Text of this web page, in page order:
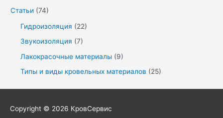
Статьи (74)
Гидроизоляция (22)
Звукоизоляция (7)
Лакокрасочные материалы (9)
Типы и виды кровельных материалов (25)
Copyright © 2026 КровСервис